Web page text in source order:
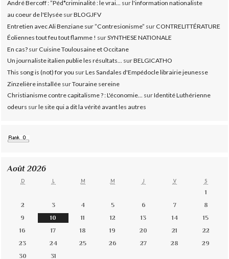
André Bercoff : ”Péd*criminalité : le vrai... surl'information nationaliste
au coeur de l'Elysée surBLOGJFV
Entretien avec Ali Benziane sur ”Contresionisme” surCONTRELITTÉRATURE
Éoliennes tout feu tout flamme ! surSYNTHESE NATIONALE
En cas? surCuisine Toulousaine et Occitane
Un journaliste italien publie les résultats... surBELGICATHO
This song is (not) for you surLes Sandales d'Empédocle librairie jeunesse
Zinzelière installée surTouraine sereine
Christianisme contre capitalisme ? : L'économie... surIdentité Luthérienne
odeurs surle site qui a dit la vérité avant les autres
Août 2026
D L M M J V S
1
2
3 4 5 6 7
8
9
10 11 12 13 14
15
16
17 18 19 20 21
22
23
24 25 26 27 28
29
30
31